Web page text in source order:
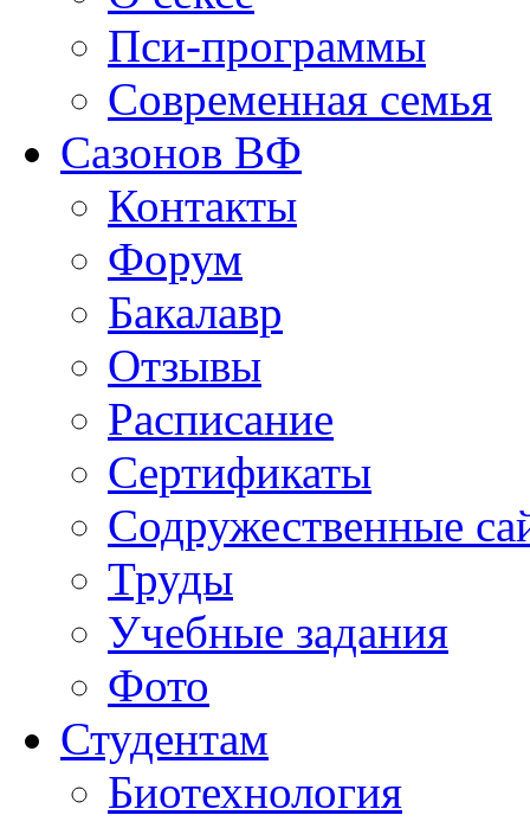
Пси-программы
Современная семья
Сазонов ВФ
Контакты
Форум
Бакалавр
Отзывы
Расписание
Сертификаты
Содружественные
Труды
Учебные задания
Фото
Студентам
Биотехнология